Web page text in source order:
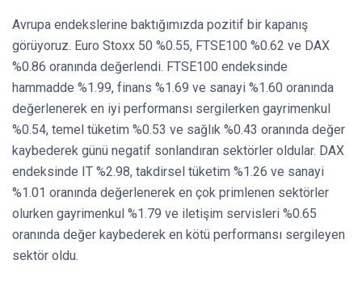
Avrupa endekslerine baktığımızda pozitif bir kapanış
görüyoruz. Euro Stoxx 50 %0.55, FTSE100 %0.62 ve DAX
%0.86 oranında değerlendi. FTSE100 endeksinde
hammadde %1.99, finans %1.69 ve sanayi %1.60 oranında
değerlenerek en iyi performansı sergilerken gayrimenkul
%0.54, temel tüketim %0.53 ve sağlık %0.43 oranında değer
kaybederek günü negatif sonlandıran sektörler oldular. DAX
endeksinde IT %2.98, takdirsel tüketim %1.26 ve sanayi
%1.01 oranında değerlenerek en çok primlenen sektörler
olurken gayrimenkul %1.79 ve iletişim servisleri %0.65
oranında değer kaybederek en kötü performansı sergileyen
sektör oldu.